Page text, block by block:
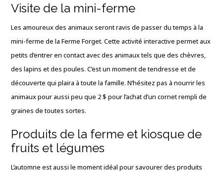
Visite de la mini-ferme
Les amoureux des animaux seront ravis de passer du temps à la
mini-ferme de la Ferme Forget. Cette activité interactive permet aux
petits d’entrer en contact avec des animaux tels que des chèvres,
des lapins et des poules. C’est un moment de tendresse et de
découverte qui plaira à toute la famille. N’hésitez pas à nourrir les
animaux pour aussi peu que 2 $ pour l’achat d’un cornet rempli de
graines de toutes sortes.
Produits de la ferme et kiosque de
fruits et légumes
L’automne est aussi le moment idéal pour savourer des produits